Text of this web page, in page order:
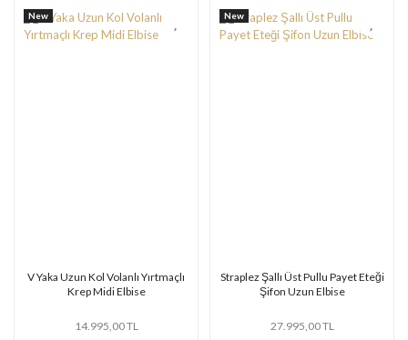
New
V Yaka Uzun Kol Volanlı Yırtmaçlı
Krep Midi Elbise
14.995,00 TL
New
Straplez Şallı Üst Pullu Payet Eteği
Şifon Uzun Elbise
27.995,00 TL